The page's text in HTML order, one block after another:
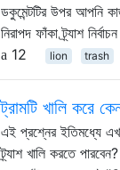
ডকুমেন্টটির উপর আপনি
নিরাপদ ফাঁকা ট্র্যাশ
12
lion trash
ট্রামটি খালি করে
এই প্রশ্নের ইতিমধ্যে
ট্র্যাশ খালি করতে